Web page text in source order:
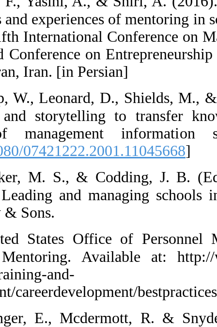
dimensions and
practice. Fifth
and Second
1-13.) Tehran,
72.  Swap,
mentoring
Journal of
[DOI:10.1080/
73.  Tucker,
challenge:
74.  United
Practices:
development/
75.  Wenger,